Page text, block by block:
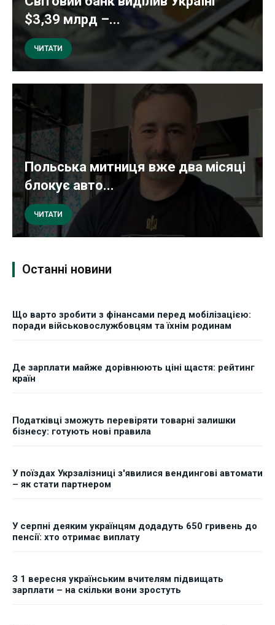
$3,39 млрд –...
ЧИТАТИ
Польська митниця вже два місяці
блокує авто...
ЧИТАТИ
Останні новини
Що варто зробити з фінансами перед мобілізацією:
поради військовослужбовцям та їхнім родинам
Де зарплати майже дорівнюють ціні щастя: рейтинг
країн
Податківці зможуть перевіряти товарні залишки
бізнесу: готують нові правила
У поїздах Укрзалізниці з'явилися вендингові автомати
– як стати партнером
У серпні деяким українцям додадуть 650 гривень до
пенсії: хто отримає виплату
З 1 вересня українським вчителям підвищать
зарплати – на скільки вони зростуть